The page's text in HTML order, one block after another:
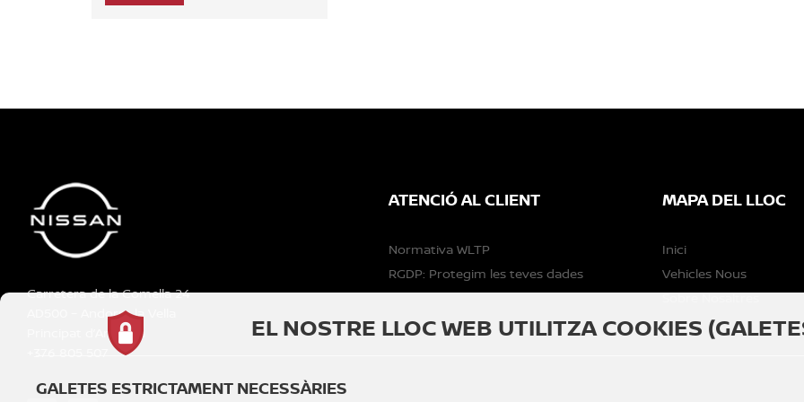
Carretera de la Comella 24
AD500 – Andorra la Vella
Principat d’Andorra
ATENCIÓ AL CLIENT
Normativa WLTP
RGDP: Protegim les teves dades
MAPA DEL LLOC
Inici
Vehicles Nous
Sobre Nosaltres
EL NOSTRE LLOC WEB UTILITZA COOKIES
GALETES ESTRICTAMENT NECESSÀRIES